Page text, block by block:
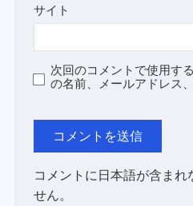
サイト
次回のコメントで使用す
の名前、メールアドレス
コメントに日本語が含まれ
せん。